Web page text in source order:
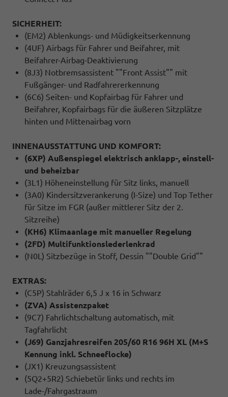
SICHERHEIT:
(EM2) Ablenkungs- und Müdigkeitserkennung
(4UF) Airbags für Fahrer und Beifahrer, mit
Beifahrer-Airbag-Deaktivierung
(8J3) Notbremsassistent ""Front Assist"" mit
Fußgänger- und Radfahrererkennung
(6C6) Seiten- und Kopfairbag für Fahrer und
Beifahrer, Kopfairbags für die äußeren Sitzplätze
hinten und Mittenairbag vorn
INNENAUSSTATTUNG UND KOMFORT:
(6XP) Außenspiegel elektrisch anklapp-, einstell-
und beheizbar
(3L1) Höheneinstellung für Sitz links, manuell
(3A0) Kindersitzverankerung (I-Size) und Top Tether
für Sitze im FGR (außer mittlerer Sitz der 2.
Sitzreihe)
(KH6) Klimaanlage mit manueller Regelung
(2FD) Multifunktionslederlenkrad
(N0L) Sitzbezüge in Stoff, Dessin ""Double Grid""
EXTRAS:
(C5P) Stahlräder 6,5 J x 16 in Schwarz
(ZVA) Assistenzpaket
(9C7) Fahrlichtschaltung automatisch, mit
Tagfahrlicht
(J69) Ganzjahresreifen 205/60 R16 96H XL (M+S
Kennung inkl. Schneeflocke)
(JX1) Kreuzungsassistent
(5Q2+5R2) Schiebetür links und rechts im
Lade-/Fahrgastraum